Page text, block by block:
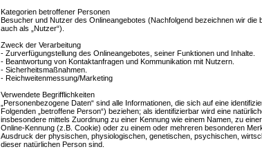
Kategorien betroffener Personen
Besucher und Nutzer des Onlineangebotes (Nachfolgend bezeichnen wir die
auch als „Nutzer“).
Zweck der Verarbeitung
- Zurverfügungstellung des Onlineangebotes, seiner Funktionen und Inhalte.
- Beantwortung von Kontaktanfragen und Kommunikation mit Nutzern.
- Sicherheitsmaßnahmen.
- Reichweitenmessung/Marketing
Verwendete Begrifflichkeiten
„Personenbezogene Daten“ sind alle Informationen, die sich auf eine
Folgenden „betroffene Person“) beziehen; als identifizierbar wird eine
insbesondere mittels Zuordnung zu einer Kennung wie einem Namen, zu
Online-Kennung (z.B. Cookie) oder zu einem oder mehreren besonderen
Ausdruck der physischen, physiologischen, genetischen, psychischen,
dieser natürlichen Person sind.